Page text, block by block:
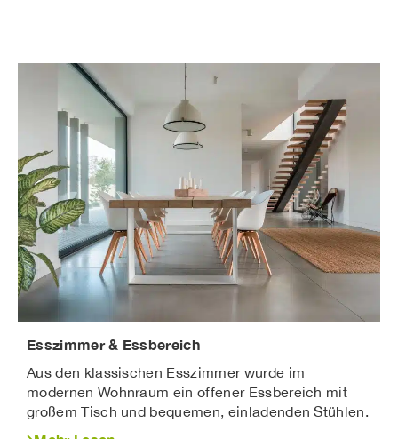
Esszimmer & Essbereich
Aus den klassischen Esszimmer wurde im
modernen Wohnraum ein offener Essbereich mit
großem Tisch und bequemen, einladenden Stühlen.